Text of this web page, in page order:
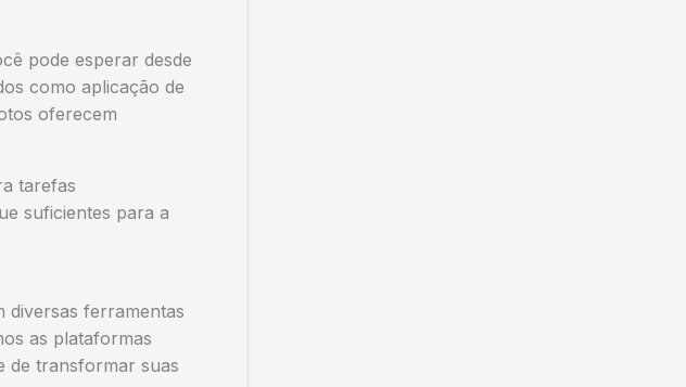
pode esperar desde
como aplicação de
oferecem
tarefas
suficientes para a
diversas ferramentas
as plataformas
de transformar suas